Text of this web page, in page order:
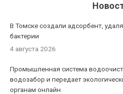
В Томске создали адсорбент,
бактерии
4 августа 2026
Промышленная система
водозабор и передает
органам онлайн